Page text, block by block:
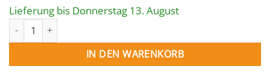
Lieferung bis Donnerstag 13. August
WINTERABDECKUNG für Rundpool 600 cm Menge
IN DEN WARENKORB